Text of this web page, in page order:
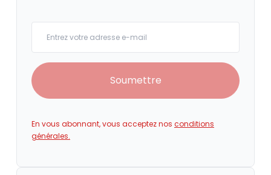
Soumettre
En vous abonnant, vous acceptez nos conditions
générales.